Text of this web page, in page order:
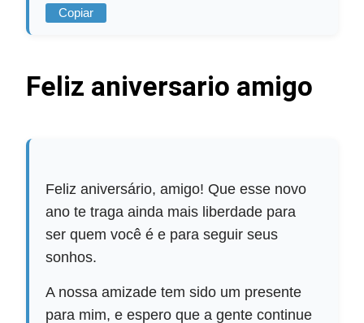
Copiar
Feliz aniversario amigo
Feliz aniversário, amigo! Que esse novo
ano te traga ainda mais liberdade para
ser quem você é e para seguir seus
sonhos.
A nossa amizade tem sido um presente
para mim, e espero que a gente continue